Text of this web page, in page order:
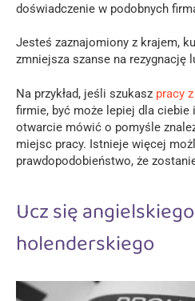
doświadczenie w podobnych
Jesteś zaznajomiony z krajem,
zmniejsza szanse na rezygnację
Na przykład, jeśli szukasz pracy
firmie, być może lepiej dla ciebie
otwarcie mówić o pomyśle
miejsc pracy. Istnieje więcej
prawdopodobieństwo, że
Ucz się
holenderskiego